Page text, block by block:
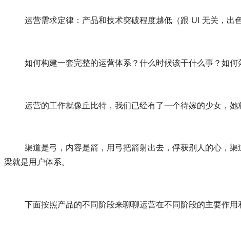
运营需求定律：产品和技术突破程度越低（跟 UI 无关，出
如何构建一套完整的运营体系？什么时候该干什么事？如何
运营的工作就像丘比特，我们已经有了一个待嫁的少女，
梁就是用户体系。
下面按照产品的不同阶段来聊聊运营在不同阶段的主要作用